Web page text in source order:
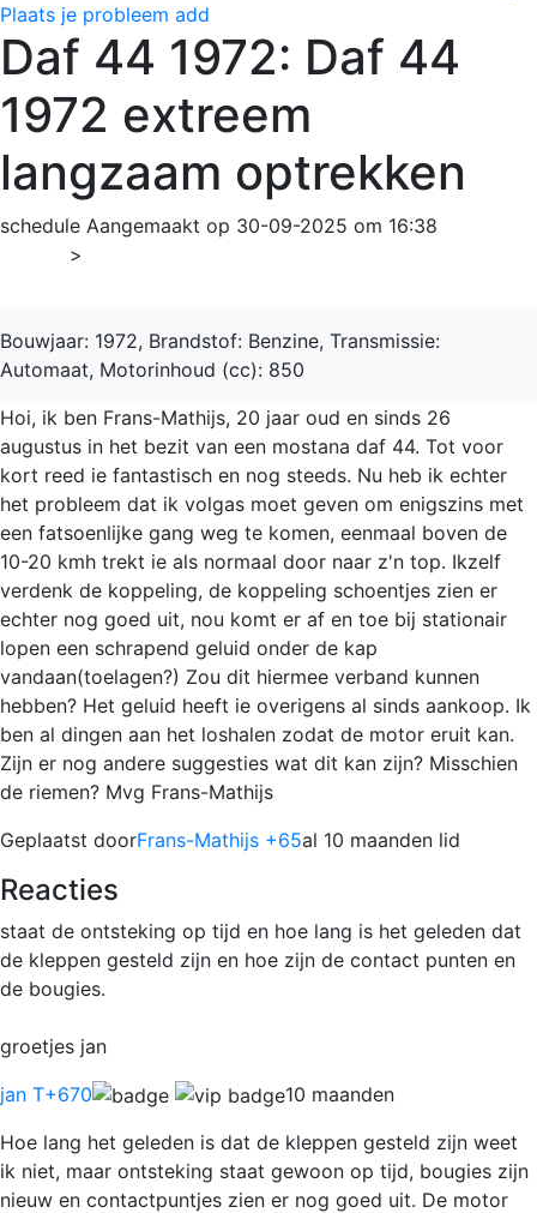
Plaats je probleem add
Daf 44 1972: Daf 44
1972 extreem
langzaam optrekken
schedule Aangemaakt op 30-09-2025 om 16:38
>
Bouwjaar: 1972, Brandstof: Benzine, Transmissie:
Automaat, Motorinhoud (cc): 850
Hoi, ik ben Frans-Mathijs, 20 jaar oud en sinds 26
augustus in het bezit van een mostana daf 44. Tot voor
kort reed ie fantastisch en nog steeds. Nu heb ik echter
het probleem dat ik volgas moet geven om enigszins met
een fatsoenlijke gang weg te komen, eenmaal boven de
10-20 kmh trekt ie als normaal door naar z'n top. Ikzelf
verdenk de koppeling, de koppeling schoentjes zien er
echter nog goed uit, nou komt er af en toe bij stationair
lopen een schrapend geluid onder de kap
vandaan(toelagen?) Zou dit hiermee verband kunnen
hebben? Het geluid heeft ie overigens al sinds aankoop. Ik
ben al dingen aan het loshalen zodat de motor eruit kan.
Zijn er nog andere suggesties wat dit kan zijn? Misschien
de riemen? Mvg Frans-Mathijs
Geplaatst doorFrans-Mathijs +65al 10 maanden lid
Reacties
staat de ontsteking op tijd en hoe lang is het geleden dat
de kleppen gesteld zijn en hoe zijn de contact punten en
de bougies.
groetjes jan
jan T+670
10 maanden
Hoe lang het geleden is dat de kleppen gesteld zijn weet
ik niet, maar ontsteking staat gewoon op tijd, bougies zijn
nieuw en contactpuntjes zien er nog goed uit. De motor